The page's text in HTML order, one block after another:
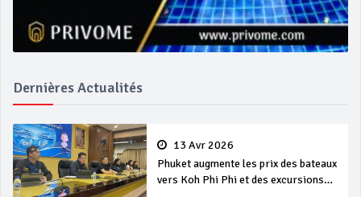
Dernières Actualités
13 Avr 2026
Phuket augmente les prix des bateaux
vers Koh Phi Phi et des excursions